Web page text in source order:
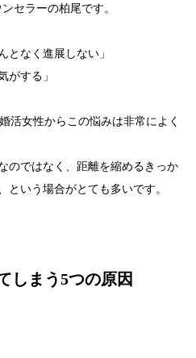
セラーの柏尾です。
となく進展しない」
がする」
活女性からこの悩みは非常によく
のではなく、距離を縮めるきっか
という場合がとても多いです。
しまう5つの原因